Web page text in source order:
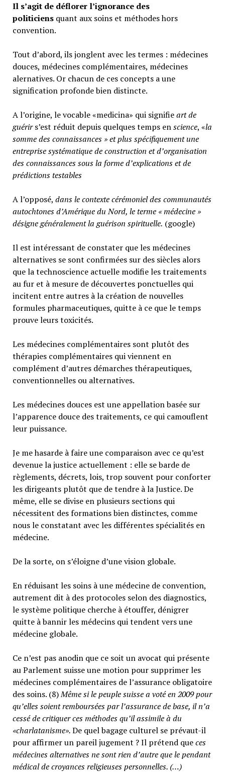
Il s’agit de déflorer l’ignorance des
politiciensquant aux soins et méthodes hors
convention.
Tout d’abord, ils jonglent avec les termes : médecines
douces, médecines complémentaires, médecines
alernatives. Or chacun de ces concepts a une
signification profonde bien distincte.
A l’origine, le vocable «medicina» qui signifieart de
guérirs’est réduit depuis quelques temps enscience, «la
somme des connaissances » et plus spécifiquement une
entreprise systématique de construction et d’organisation
des connaissances sous la forme d’explications et de
prédictions testables
A l’opposé, dans le contexte cérémoniel des communautés
autochtones d’Amérique du Nord, le terme « médecine »
désigne généralementla guérison spirituelle. (google)
Il est intéressant de constater que les médecines
alternatives se sont confirmées sur des siècles alors
que la technoscience actuelle modifie les traitements
au fur et à mesure de découvertes ponctuelles qui
incitent entre autres à la création de nouvelles
formules pharmaceutiques, quitte à ce que le temps
prouve leurs toxicités.
Les médecines complémentaires sont plutôt des
thérapies complémentaires qui viennent en
complément d’autres démarches thérapeutiques,
conventionnelles ou alternatives.
Les médecines douces est une appellation basée sur
l’apparence douce des traitements, ce qui camouflent
leur puissance.
Je me hasarde à faire une comparaison avec ce qu’est
devenue la justice actuellement : elle se barde de
règlements, décrets, lois, trop souvent pour conforter
les dirigeants plutôt que de tendre à la Justice. De
même, elle se divise en plusieurs sections qui
nécessitent des formations bien distinctes, comme
nous le constatant avec les différentes spécialités en
médecine.
De la sorte, on s’éloigne d’une vision globale.
En réduisant les soins à une médecine de convention,
autrement dit à des protocoles selon des diagnostics,
le système politique cherche à étouffer, dénigrer
quitte à bannir les médecins qui tendent vers une
médecine globale.
Ce n’est pas anodin que ce soit un avocat qui présente
au Parlement suisse une motion pour supprimer les
médecines complémentaires de l’assurance obligatoire
des soins. (8)Même si le peuple suisse a voté en 2009 pour
qu’elles soient remboursées par l’assurance de base, il n’a
cessé de critiquer ces méthodes qu’il assimile à du
«charlatanisme».De quel bagage culturel se prévaut-il
pour affirmer un pareil jugement ? Il prétend queces
médecines alternatives ne sont rien d’autre que le pendant
médical de croyances religieuses personnelles. (…)